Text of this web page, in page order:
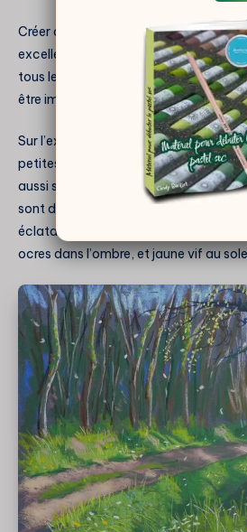
Créer des zones d’ombres portée sur le
excellente pratique. Cependant, il ne
tous les éléments qui se trouvent
être impactés – pas seulement
Sur l’exemple de la démonstration,
petites fleurs. Il est nécessaire de faire
aussi soient impactées par la lumière.
sont donc gris/bleu dans l’ombre, et
éclatant dans la lumière. Quant aux
ocres dans l’ombre, et jaune vif au